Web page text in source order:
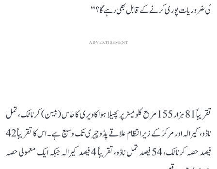
کی ضروریات پوری کرنے کے قابل بھی رہے گا؟‘‘
ADVERTISEMENT
تقریباً 81 ہزار 155 مربع کلومیٹر پر پھیلا ہوا کاویری کا طاس (بیسن) کرناٹک، تمل
ناڈو، کیرالہ اور مرکز کے زیر انتظام علاقے پڈوچیری تک وسیع ہے۔ اس کا تقریباً 42
فیصد حصہ کرناٹک، 54 فیصد تمل ناڈو، تقریباً 4 فیصد کیرالہ جبکہ ایک معمولی حصہ